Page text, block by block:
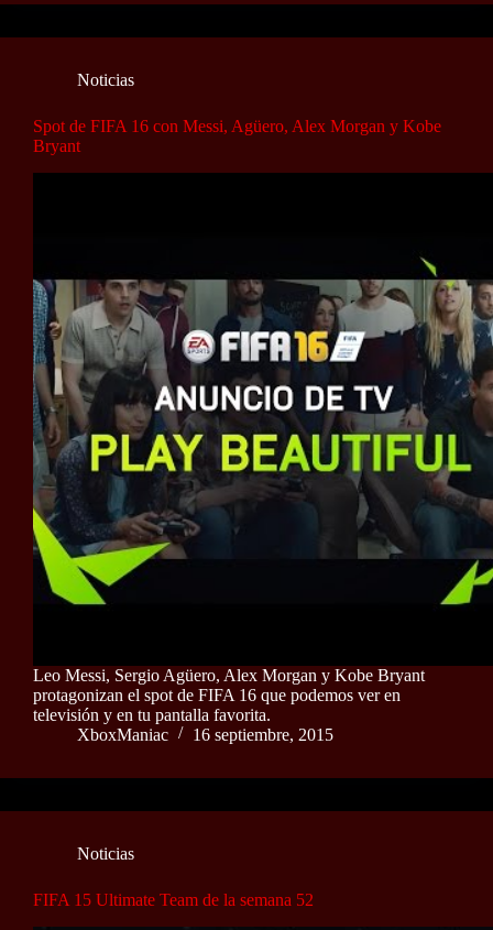
Noticias
Spot de FIFA 16 con Messi, Agüero, Alex Morgan y Kobe
Bryant
Leo Messi, Sergio Agüero, Alex Morgan y Kobe Bryant
protagonizan el spot de FIFA 16 que podemos ver en
televisión y en tu pantalla favorita.
XboxManiac
16 septiembre, 2015
Noticias
FIFA 15 Ultimate Team de la semana 52